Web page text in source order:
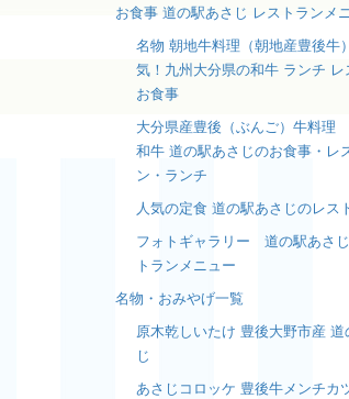
お食事 道の駅あさじ レストランメ
名物 朝地牛料理（朝地産豊後牛
気！九州大分県の和牛 ランチ レ
お食事
大分県産豊後（ぶんご）牛料理
和牛 道の駅あさじのお食事・レ
ン・ランチ
人気の定食 道の駅あさじのレス
フォトギャラリー 道の駅あさ
トランメニュー
名物・おみやげ一覧
原木乾しいたけ 豊後大野市産 道
じ
あさじコロッケ 豊後牛メンチカ